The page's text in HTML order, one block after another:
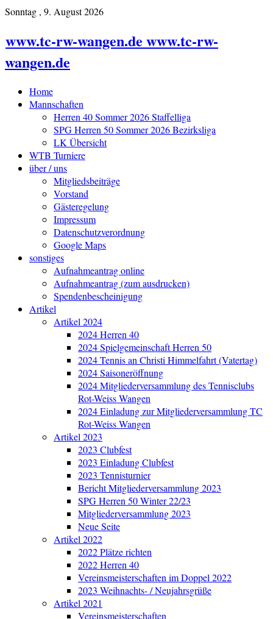
Sonntag , 9. August 2026
www.tc-rw-wangen.de www.tc-rw-
wangen.de
Home
Mannschaften
Herren 40 Sommer 2026 Staffelliga
SPG Herren 50 Sommer 2026 Bezirksliga
LK Übersicht
WTB Turniere
über / uns
Mitgliedsbeiträge
Vorstand
Gästeregelung
Impressum
Datenschutzverordnung
Google Maps
sonstiges
Aufnahmeantrag online
Aufnahmeantrag (zum ausdrucken)
Spendenbescheinigung
Artikel
Artikel 2024
2024 Herren 40
2024 Spielgemeinschaft Herren 50
2024 Tennis an Christi Himmelfahrt (Vatertag)
2024 Saisoneröffnung
2024 Mitgliederversammlung des Tennisclubs
Rot-Weiss Wangen
2024 Einladung zur Mitgliederversammlung TC
Rot-Weiss Wangen
Artikel 2023
2023 Clubfest
2023 Einladung Clubfest
2023 Tennisturnier
Bericht Mitgliederversammlung 2023
SPG Herren 50 Winter 22/23
Mitgliederversammlung 2023
Neue Seite
Artikel 2022
2022 Plätze richten
2022 Herren 40
Vereinsmeisterschaften im Doppel 2022
2023 Weihnachts- / Neujahrsgrüße
Artikel 2021
Vereinsmeisterschaften